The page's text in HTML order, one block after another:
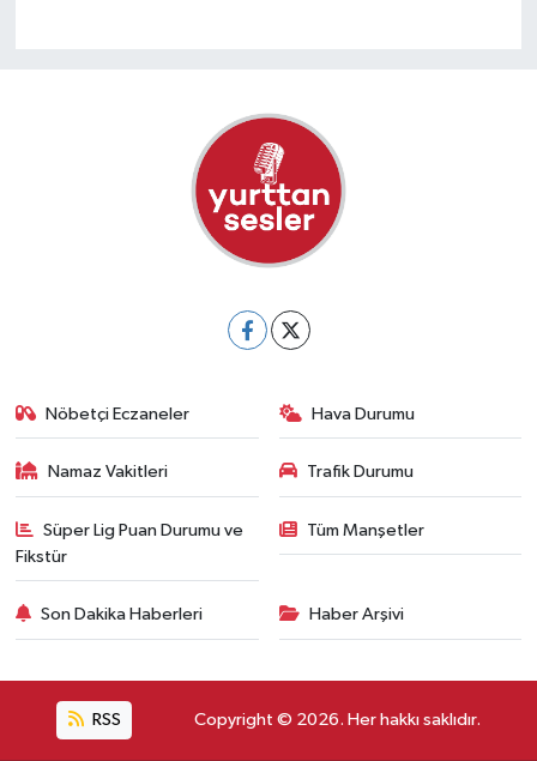
Nöbetçi Eczaneler Hava Durumu
Namaz Vakitleri Trafik Durumu
Süper Lig Puan Durumu ve
Fikstür
Tüm Manşetler
Son Dakika Haberleri Haber Arşivi
RSS Copyright © 2026. Her hakkı saklıdır.